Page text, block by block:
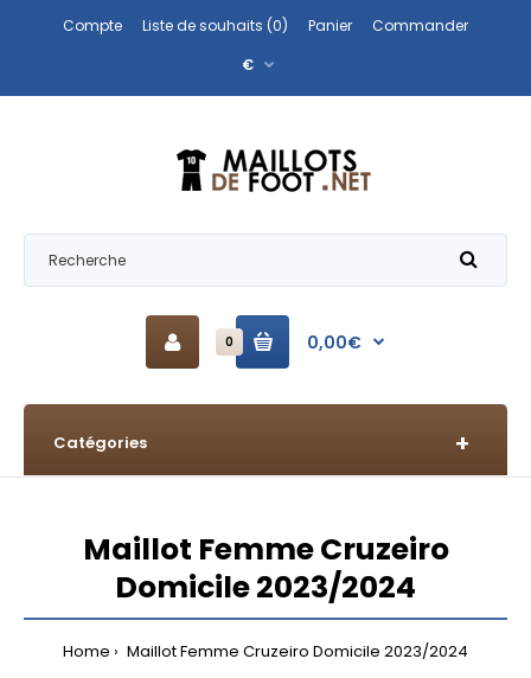
Compte Liste de souhaits (0) Panier
Commander
€
0 0,00€
Catégories
Maillot Femme Cruzeiro
Domicile 2023/2024
Home Maillot Femme Cruzeiro Domicile 2023/2024